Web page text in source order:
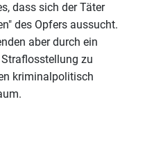
dass sich der Täter
des Opfers aussucht.
aber durch ein
zu
kriminalpolitisch